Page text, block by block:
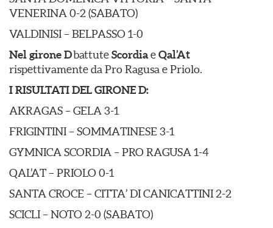
VENERINA 0-2 (SABATO)
VALDINISI – BELPASSO 1-0
Nel girone DbattuteScordiaeQal’At
rispettivamente da Pro Ragusa e Priolo.
I RISULTATI DEL GIRONE D:
AKRAGAS – GELA 3-1
FRIGINTINI – SOMMATINESE 3-1
GYMNICA SCORDIA – PRO RAGUSA 1-4
QAL’AT – PRIOLO 0-1
SANTA CROCE – CITTA’ DI CANICATTINI 2-2
SCICLI – NOTO 2-0 (SABATO)